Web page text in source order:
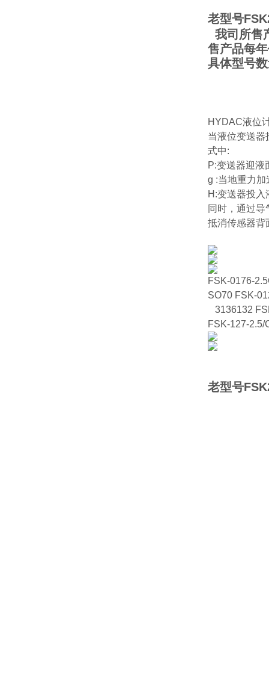
老型号
我司所售
售产品每
具体型号
HYDAC液位
当液位变送器
式中:
P:变送器迎液
g :当地重力
H:变送器投入
同时，通过
抵消传感器背
FSK-0176-
SO70 FSK-
3136132
FSK-127-2.5/
老型号